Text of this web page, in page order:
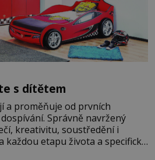
s dítětem
a proměňuje od prvních
Správně navržený
kreativitu, soustředění i
každou etapu života a specifické